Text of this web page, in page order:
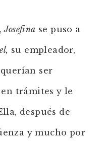
Josefina se puso a
su empleador,
ser
trámites y le
después de
y mucho por